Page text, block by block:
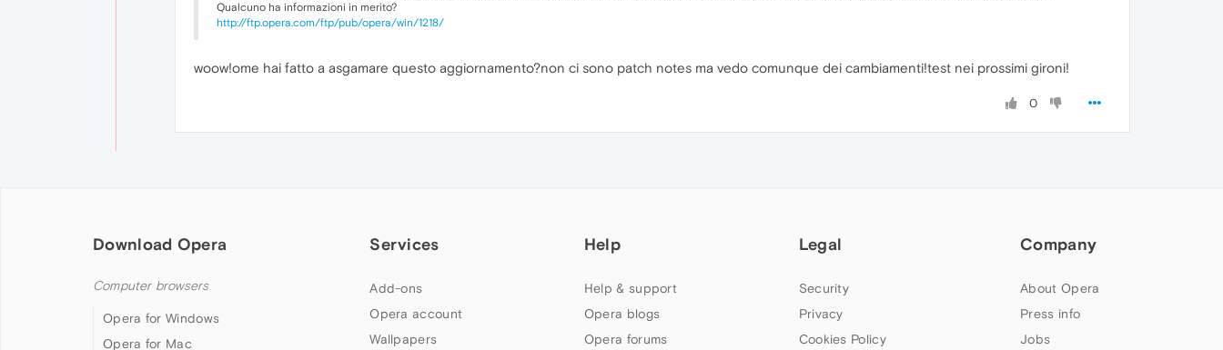
Qualcuno ha informazioni in merito?
http://ftp.opera.com/ftp/pub/opera/win/1218/
woow!ome hai fatto a asgamare questo aggiornamento?non ci sono patch notes ma vedo comunque dei cambiamenti!test nei prossimi gironi!
0
Download Opera
Computer browsers
Opera for Windows
Opera for Mac
Services
Add-ons
Opera account
Wallpapers
Help
Help & support
Opera blogs
Opera forums
Legal
Security
Privacy
Cookies Policy
Company
About Opera
Press info
Jobs